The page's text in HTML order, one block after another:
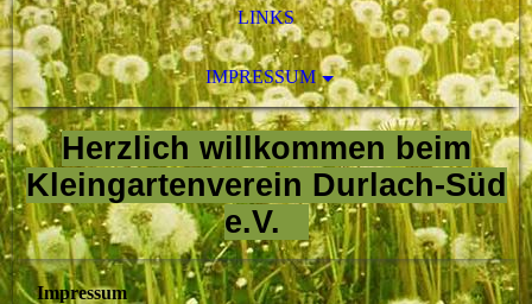
LINKS
IMPRESSUM
Herzlich willkommen beim
Kleingartenverein Durlach-Süd
e.V.
Impressum